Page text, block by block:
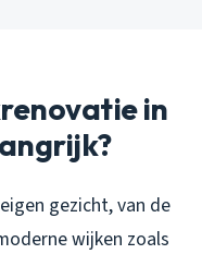
in
gezicht, van de
wijken zoals